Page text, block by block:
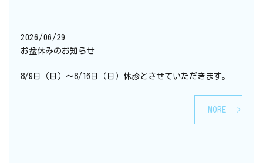
2026/06/29
お盆休みのお知らせ
8/9日（日）～8/16日（日）休診とさせていただきます。
MORE